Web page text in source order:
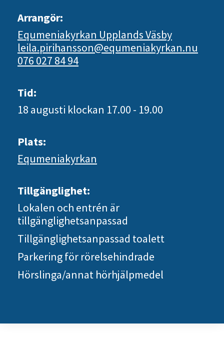
Arrangör:
Equmeniakyrkan Upplands Väsby
leila.pirihansson@equmeniakyrkan.nu
076 027 84 94
Tid:
18 augusti klockan 17.00 - 19.00
Plats:
Equmeniakyrkan
Tillgänglighet:
Lokalen och entrén är
tillgänglighetsanpassad
Tillgänglighetsanpassad toalett
Parkering för rörelsehindrade
Hörslinga/annat hörhjälpmedel